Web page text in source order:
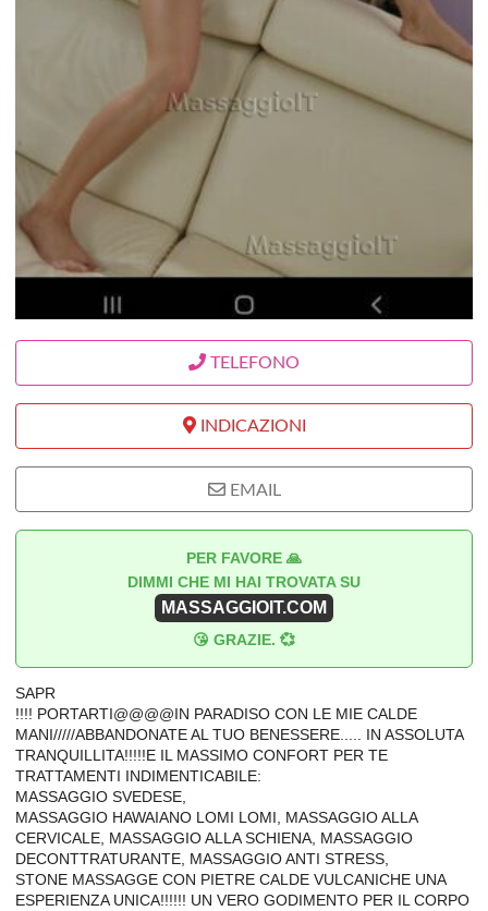
TELEFONO
INDICAZIONI
EMAIL
PER FAVORE 🙏
DIMMI CHE MI HAI TROVATA SU
MASSAGGIOIT.COM
😘 GRAZIE. 💞
SAPR
!!!! PORTARTI@@@@IN PARADISO CON LE MIE CALDE
MANI/////ABBANDONATE AL TUO BENESSERE..... IN ASSOLUTA
TRANQUILLITA!!!!!E IL MASSIMO CONFORT PER TE
TRATTAMENTI INDIMENTICABILE:
MASSAGGIO SVEDESE,
MASSAGGIO HAWAIANO LOMI LOMI, MASSAGGIO ALLA
CERVICALE, MASSAGGIO ALLA SCHIENA, MASSAGGIO
DECONTTRATURANTE, MASSAGGIO ANTI STRESS,
STONE MASSAGGE CON PIETRE CALDE VULCANICHE UNA
ESPERIENZA UNICA!!!!!! UN VERO GODIMENTO PER IL CORPO